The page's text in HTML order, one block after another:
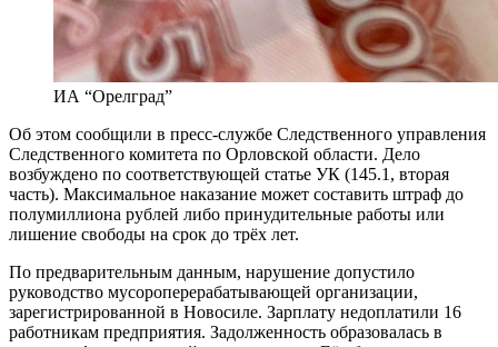
ИА “Орелград”
Об этом сообщили в пресс-службе Следственного управления
Следственного комитета по Орловской области. Дело
возбуждено по соответствующей статье УК (145.1, вторая
часть). Максимальное наказание может составить штраф до
полумиллиона рублей либо принудительные работы или
лишение свободы на срок до трёх лет.
По предварительным данным, нарушение допустило
руководство мусороперерабатывающей организации,
зарегистрированной в Новосиле. Зарплату недоплатили 16
работникам предприятия. Задолженность образовалась в